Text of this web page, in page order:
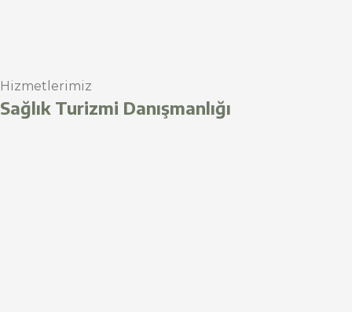
Hizmetlerimiz
Sağlık Turizmi Danışmanlığı